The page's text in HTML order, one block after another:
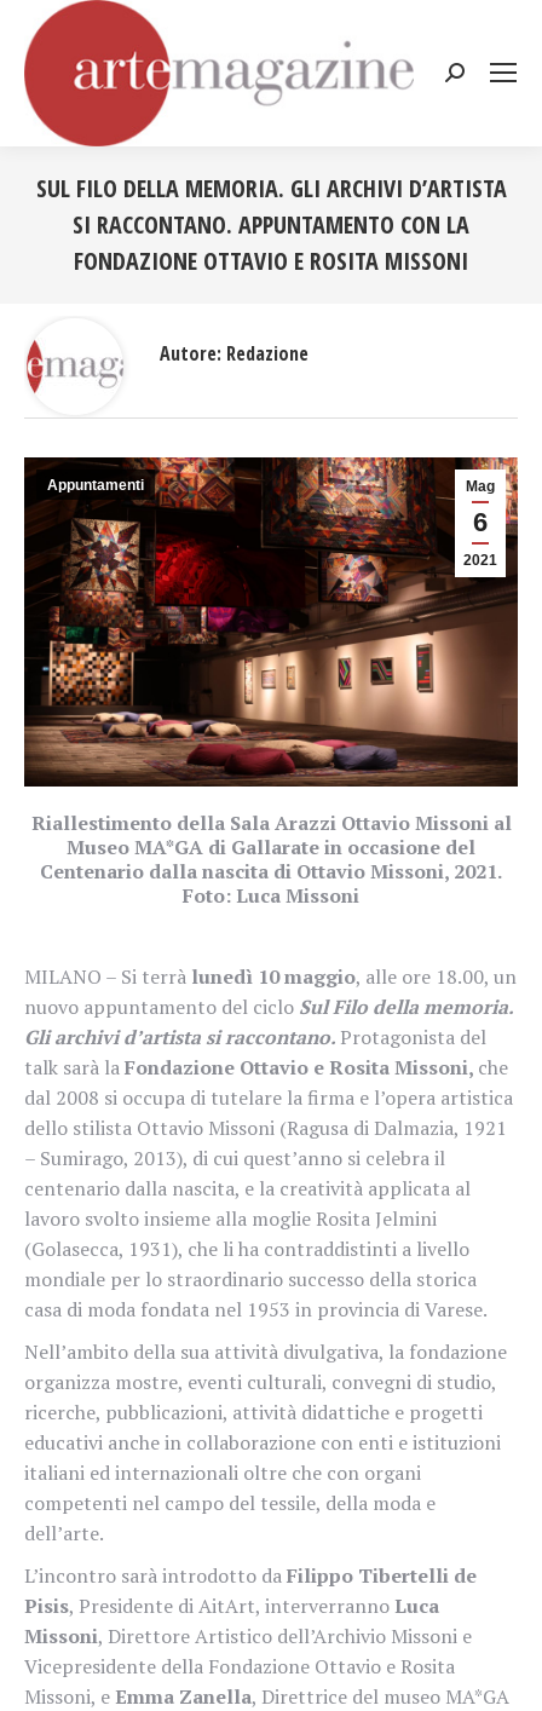
Cerca:
SUL FILO DELLA MEMORIA. GLI ARCHIVI D’ARTISTA
SI RACCONTANO. APPUNTAMENTO CON LA
FONDAZIONE OTTAVIO E ROSITA MISSONI
Mag
6
2021
Appuntamenti
Riallestimento della Sala Arazzi Ottavio Missoni al
Museo MA*GA di Gallarate in occasione del
Centenario dalla nascita di Ottavio Missoni, 2021.
Foto: Luca Missoni
MILANO – Si terrà lunedì 10 maggio, alle ore 18.00, un
nuovo appuntamento del ciclo Sul Filo della memoria.
Gli archivi d’artista si raccontano. Protagonista del
talk sarà laFondazione Ottavio e Rosita Missoni, che
dal 2008 si occupa di tutelare la firma e l’opera artistica
dello stilista Ottavio Missoni (Ragusa di Dalmazia, 1921
– Sumirago, 2013), di cui quest’anno si celebra il
centenario dalla nascita, e la creatività applicata al
lavoro svolto insieme alla moglie Rosita Jelmini
(Golasecca, 1931), che li ha contraddistinti a livello
mondiale per lo straordinario successo della storica
casa di moda fondata nel 1953 in provincia di Varese.
Nell’ambito della sua attività divulgativa, la fondazione
organizza mostre, eventi culturali, convegni di studio,
ricerche, pubblicazioni, attività didattiche e progetti
educativi anche in collaborazione con enti e istituzioni
italiani ed internazionali oltre che con organi
competenti nel campo del tessile, della moda e
dell’arte.
L’incontro sarà introdotto daFilippo Tibertelli de
Pisis, Presidente di AitArt, interverrannoLuca
Missoni, Direttore Artistico dell’Archivio Missoni e
Vicepresidente della Fondazione Ottavio e Rosita
Missoni, eEmma Zanella, Direttrice del museo MA*GA
Autore: Redazione